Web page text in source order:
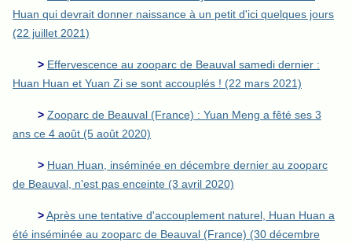
Huan qui devrait donner naissance à un petit d'ici quelques jours
(22 juillet 2021)
> Effervescence au zooparc de Beauval samedi dernier :
Huan Huan et Yuan Zi se sont accouplés ! (22 mars 2021)
> Zooparc de Beauval (France) : Yuan Meng a fêté ses 3
ans ce 4 août (5 août 2020)
> Huan Huan, inséminée en décembre dernier au zooparc
de Beauval, n'est pas enceinte (3 avril 2020)
>Après une tentative d'accouplement naturel, Huan Huan a
été inséminée au zooparc de Beauval (France) (30 décembre